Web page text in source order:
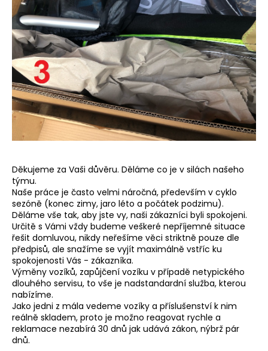
Děkujeme za Vaši důvěru. Děláme co je v silách našeho
týmu.
Naše práce je často velmi náročná, především v cyklo
sezóně (konec zimy, jaro léto a počátek podzimu).
Děláme vše tak, aby jste vy, naši zákazníci byli spokojeni.
Určitě s Vámi vždy budeme veškeré nepříjemné situace
řešit domluvou, nikdy neřešíme věci striktně pouze dle
předpisů, ale snažíme se vyjít maximálně vstříc ku
spokojenosti Vás - zákazníka.
Výměny vozíků, zapůjčení vozíku v případě netypického
dlouhého servisu, to vše je nadstandardní služba, kterou
nabízíme.
Jako jedni z mála vedeme vozíky a příslušenství k nim
reálně skladem, proto je možno reagovat rychle a
reklamace nezabírá 30 dnů jak udává zákon, nýbrž pár
dnů.